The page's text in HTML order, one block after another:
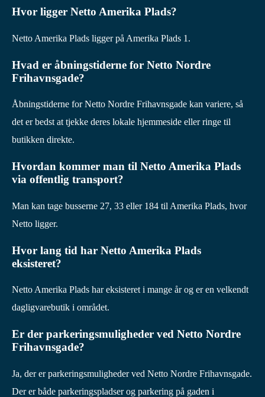
Hvor ligger Netto Amerika Plads?
Netto Amerika Plads ligger på Amerika Plads 1.
Hvad er åbningstiderne for Netto Nordre
Frihavnsgade?
Åbningstiderne for Netto Nordre Frihavnsgade kan variere, så
det er bedst at tjekke deres lokale hjemmeside eller ringe til
butikken direkte.
Hvordan kommer man til Netto Amerika Plads
via offentlig transport?
Man kan tage busserne 27, 33 eller 184 til Amerika Plads, hvor
Netto ligger.
Hvor lang tid har Netto Amerika Plads
eksisteret?
Netto Amerika Plads har eksisteret i mange år og er en velkendt
dagligvarebutik i området.
Er der parkeringsmuligheder ved Netto Nordre
Frihavnsgade?
Ja, der er parkeringsmuligheder ved Netto Nordre Frihavnsgade.
Der er både parkeringspladser og parkering på gaden i